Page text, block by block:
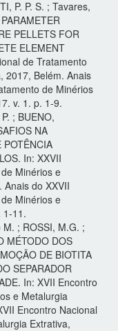
P. P. S. ; Tavares,
PELLETS FOR
ELEMENT
de Tratamento
2017, Belém. Anais
de Minérios
v. 1. p. 1-9.
; BUENO,
NA
POTÊNCIA
In: XXVII
Minérios e
do XXVII
Minérios e
1-11.
; ROSSI, M.G. ;
MÉTODO DOS
DE BIOTITA
SEPARADOR
In: XVII Encontro
e Metalurgia
Encontro Nacional
Extrativa,